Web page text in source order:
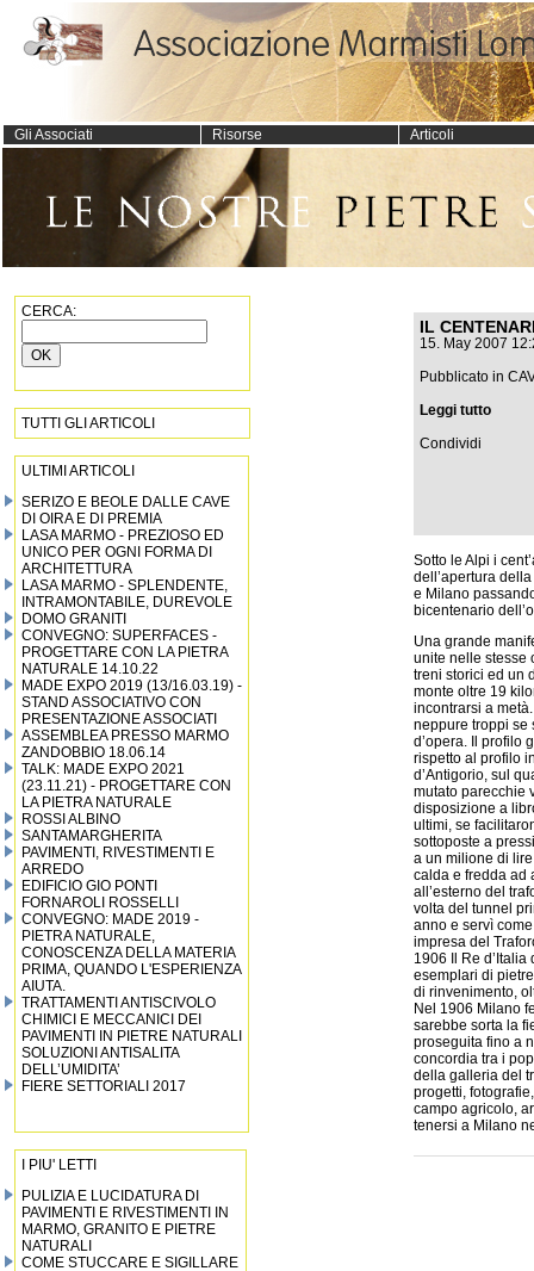
Gli Associati Risorse Articoli
CERCA:
TUTTI GLI ARTICOLI
ULTIMI ARTICOLI
SERIZO E BEOLE DALLE CAVE
DI OIRA E DI PREMIA
LASA MARMO - PREZIOSO ED
UNICO PER OGNI FORMA DI
ARCHITETTURA
LASA MARMO - SPLENDENTE,
INTRAMONTABILE, DUREVOLE
DOMO GRANITI
CONVEGNO: SUPERFACES -
PROGETTARE CON LA PIETRA
NATURALE 14.10.22
MADE EXPO 2019 (13/16.03.19) -
STAND ASSOCIATIVO CON
PRESENTAZIONE ASSOCIATI
ASSEMBLEA PRESSO MARMO
ZANDOBBIO 18.06.14
TALK: MADE EXPO 2021
(23.11.21) - PROGETTARE CON
LA PIETRA NATURALE
ROSSI ALBINO
SANTAMARGHERITA
PAVIMENTI, RIVESTIMENTI E
ARREDO
EDIFICIO GIO PONTI
FORNAROLI ROSSELLI
CONVEGNO: MADE 2019 -
PIETRA NATURALE,
CONOSCENZA DELLA MATERIA
PRIMA, QUANDO L'ESPERIENZA
AIUTA.
TRATTAMENTI ANTISCIVOLO
CHIMICI E MECCANICI DEI
PAVIMENTI IN PIETRE NATURALI
SOLUZIONI ANTISALITA
DELL’UMIDITA’
FIERE SETTORIALI 2017
I PIU' LETTI
PULIZIA E LUCIDATURA DI
PAVIMENTI E RIVESTIMENTI IN
MARMO, GRANITO E PIETRE
NATURALI
COME STUCCARE E SIGILLARE
IL
15. May 2007
Pubblicato in
Leggi tutto
Condividi
Sotto le Alpi i
dell’apertura
e Milano
bicentenario
Una grande
unite nelle stesse
treni storici ed un
monte oltre 19
incontrarsi a
neppure troppi se
d’opera. Il profilo
rispetto al profilo
d’Antigorio, sul
mutato parecchie
disposizione a
ultimi, se
sottoposte a
a un milione di
calda e fredda ad
all’esterno del
volta del tunnel
anno e servì
impresa del
1906 Il Re
esemplari di
di rinvenimento,
Nel 1906 Milano
sarebbe sorta la
proseguita fino a
concordia tra i
della galleria del
progetti,
campo agricolo,
tenersi a Milano